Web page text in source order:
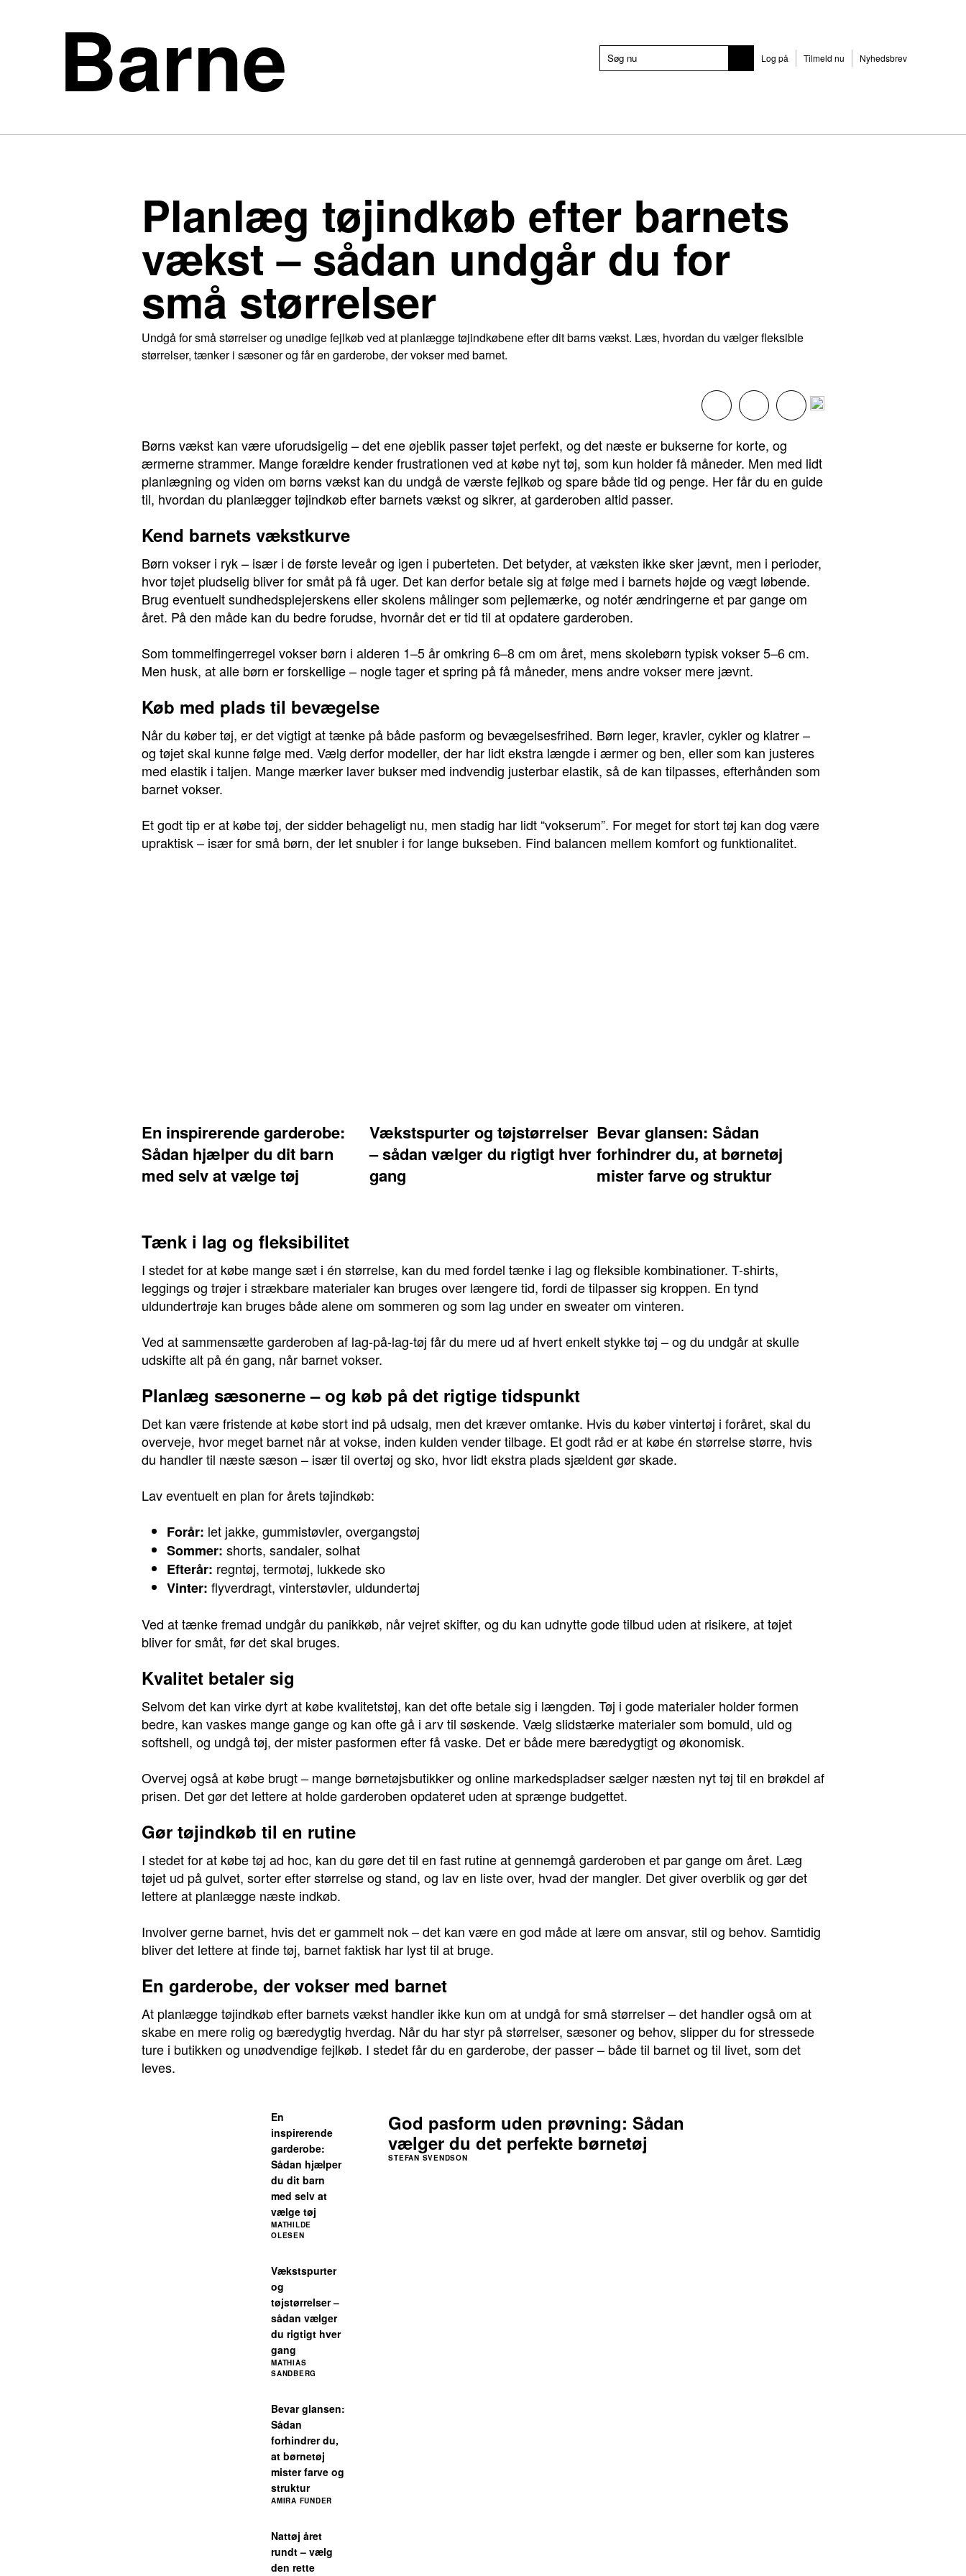
Barne Log på Tilmeld nu Nyhedsbrev
Planlæg tøjindkøb efter barnets
vækst – sådan undgår du for
små størrelser
Undgå for små størrelser og unødige fejlkøb ved at planlægge tøjindkøbene efter dit barns vækst. Læs, hvordan du vælger fleksible
størrelser, tænker i sæsoner og får en garderobe, der vokser med barnet.
Børns vækst kan være uforudsigelig – det ene øjeblik passer tøjet perfekt, og det næste er bukserne for korte, og
ærmerne strammer. Mange forældre kender frustrationen ved at købe nyt tøj, som kun holder få måneder. Men med lidt
planlægning og viden om børns vækst kan du undgå de værste fejlkøb og spare både tid og penge. Her får du en guide
til, hvordan du planlægger tøjindkøb efter barnets vækst og sikrer, at garderoben altid passer.
Kend barnets vækstkurve
Børn vokser i ryk – især i de første leveår og igen i puberteten. Det betyder, at væksten ikke sker jævnt, men i perioder,
hvor tøjet pludselig bliver for småt på få uger. Det kan derfor betale sig at følge med i barnets højde og vægt løbende.
Brug eventuelt sundhedsplejerskens eller skolens målinger som pejlemærke, og notér ændringerne et par gange om
året. På den måde kan du bedre forudse, hvornår det er tid til at opdatere garderoben.
Som tommelfingerregel vokser børn i alderen 1–5 år omkring 6–8 cm om året, mens skolebørn typisk vokser 5–6 cm.
Men husk, at alle børn er forskellige – nogle tager et spring på få måneder, mens andre vokser mere jævnt.
Køb med plads til bevægelse
Når du køber tøj, er det vigtigt at tænke på både pasform og bevægelsesfrihed. Børn leger, kravler, cykler og klatrer –
og tøjet skal kunne følge med. Vælg derfor modeller, der har lidt ekstra længde i ærmer og ben, eller som kan justeres
med elastik i taljen. Mange mærker laver bukser med indvendig justerbar elastik, så de kan tilpasses, efterhånden som
barnet vokser.
Et godt tip er at købe tøj, der sidder behageligt nu, men stadig har lidt “vokserum”. For meget for stort tøj kan dog være
upraktisk – især for små børn, der let snubler i for lange bukseben. Find balancen mellem komfort og funktionalitet.
En inspirerende garderobe:
Sådan hjælper du dit barn
med selv at vælge tøj
Vækstspurter og tøjstørrelser
– sådan vælger du rigtigt hver
gang
Bevar glansen: Sådan
forhindrer du, at børnetøj
mister farve og struktur
Tænk i lag og fleksibilitet
I stedet for at købe mange sæt i én størrelse, kan du med fordel tænke i lag og fleksible kombinationer. T-shirts,
leggings og trøjer i strækbare materialer kan bruges over længere tid, fordi de tilpasser sig kroppen. En tynd
uldundertrøje kan bruges både alene om sommeren og som lag under en sweater om vinteren.
Ved at sammensætte garderoben af lag-på-lag-tøj får du mere ud af hvert enkelt stykke tøj – og du undgår at skulle
udskifte alt på én gang, når barnet vokser.
Planlæg sæsonerne – og køb på det rigtige tidspunkt
Det kan være fristende at købe stort ind på udsalg, men det kræver omtanke. Hvis du køber vintertøj i foråret, skal du
overveje, hvor meget barnet når at vokse, inden kulden vender tilbage. Et godt råd er at købe én størrelse større, hvis
du handler til næste sæson – især til overtøj og sko, hvor lidt ekstra plads sjældent gør skade.
Lav eventuelt en plan for årets tøjindkøb:
Forår: let jakke, gummistøvler, overgangstøj
Sommer: shorts, sandaler, solhat
Efterår: regntøj, termotøj, lukkede sko
Vinter: flyverdragt, vinterstøvler, uldundertøj
Ved at tænke fremad undgår du panikkøb, når vejret skifter, og du kan udnytte gode tilbud uden at risikere, at tøjet
bliver for småt, før det skal bruges.
Kvalitet betaler sig
Selvom det kan virke dyrt at købe kvalitetstøj, kan det ofte betale sig i længden. Tøj i gode materialer holder formen
bedre, kan vaskes mange gange og kan ofte gå i arv til søskende. Vælg slidstærke materialer som bomuld, uld og
softshell, og undgå tøj, der mister pasformen efter få vaske. Det er både mere bæredygtigt og økonomisk.
Overvej også at købe brugt – mange børnetøjsbutikker og online markedspladser sælger næsten nyt tøj til en brøkdel af
prisen. Det gør det lettere at holde garderoben opdateret uden at sprænge budgettet.
Gør tøjindkøb til en rutine
I stedet for at købe tøj ad hoc, kan du gøre det til en fast rutine at gennemgå garderoben et par gange om året. Læg
tøjet ud på gulvet, sorter efter størrelse og stand, og lav en liste over, hvad der mangler. Det giver overblik og gør det
lettere at planlægge næste indkøb.
Involver gerne barnet, hvis det er gammelt nok – det kan være en god måde at lære om ansvar, stil og behov. Samtidig
bliver det lettere at finde tøj, barnet faktisk har lyst til at bruge.
En garderobe, der vokser med barnet
At planlægge tøjindkøb efter barnets vækst handler ikke kun om at undgå for små størrelser – det handler også om at
skabe en mere rolig og bæredygtig hverdag. Når du har styr på størrelser, sæsoner og behov, slipper du for stressede
ture i butikken og unødvendige fejlkøb. I stedet får du en garderobe, der passer – både til barnet og til livet, som det
leves.
En
inspirerende
garderobe:
Sådan hjælper
du dit barn
med selv at
vælge tøj
MATHILDE
OLESEN
Vækstspurter
og
tøjstørrelser –
sådan vælger
du rigtigt hver
gang
MATHIAS
SANDBERG
Bevar glansen:
Sådan
forhindrer du,
at børnetøj
mister farve og
struktur
AMIRA FUNDER
Nattøj året
rundt – vælg
den rette
God pasform uden prøvning: Sådan
vælger du det perfekte børnetøj
STEFAN SVENDSON